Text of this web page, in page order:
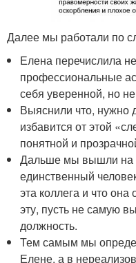
Далее мы работали по
Елена перечислила
профессиональные
себя уверенной, но
Выяснили что, нужно
избавится от этой
понятной и
Дальше мы вышли на
единственный
эта коллега и что она
эту, пусть не самую
должность.
Тем самым мы
Елене, а в